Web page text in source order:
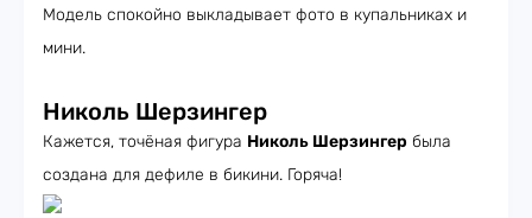
Модель спокойно выкладывает фото в купальниках и
мини.
Николь Шерзингер
Кажется, точёная фигура Николь Шерзингер была
создана для дефиле в бикини. Горяча!